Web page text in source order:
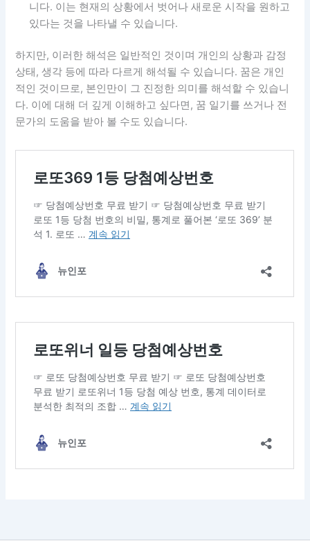
니다. 이는 현재의 상황에서 벗어나 새로운 시작을 원하고
있다는 것을 나타낼 수 있습니다.
하지만, 이러한 해석은 일반적인 것이며 개인의 상황과 감정
상태, 생각 등에 따라 다르게 해석될 수 있습니다. 꿈은 개인
적인 것이므로, 본인만이 그 진정한 의미를 해석할 수 있습니
다. 이에 대해 더 깊게 이해하고 싶다면, 꿈 일기를 쓰거나 전
문가의 도움을 받아 볼 수도 있습니다.